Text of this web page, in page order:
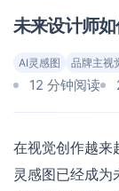
未来设计师
AI灵感图 品牌主视
12 分钟阅读
在视觉创作越来
灵感图已经成